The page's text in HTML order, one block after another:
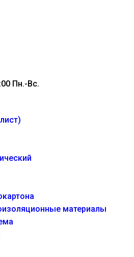
Пн.-Вс.
материалы